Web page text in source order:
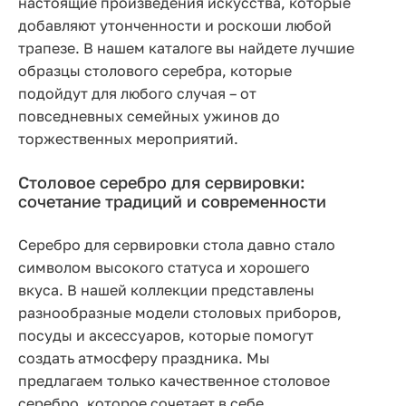
добавляют утонченности и роскоши любой
трапезе. В нашем каталоге вы найдете лучшие
образцы столового серебра, которые
подойдут для любого случая – от
повседневных семейных ужинов до
торжественных мероприятий.
Столовое серебро для сервировки:
сочетание традиций и современности
Серебро для сервировки стола давно стало
символом высокого статуса и хорошего
вкуса. В нашей коллекции представлены
разнообразные модели столовых приборов,
посуды и аксессуаров, которые помогут
создать атмосферу праздника. Мы
предлагаем только качественное столовое